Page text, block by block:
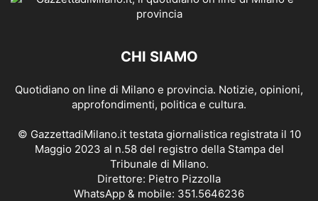
CHI SIAMO
Quotidiano on line di Milano e provincia. Notizie, opinioni,
approfondimenti, politica e cultura.
© GazzettadiMilano.it testata giornalistica registrata il 10
Maggio 2023 al n.58 del registro della Stampa del
Tribunale di Milano.
Direttore: Pietro Pizzolla
WhatsApp & mobile: 351.5646236